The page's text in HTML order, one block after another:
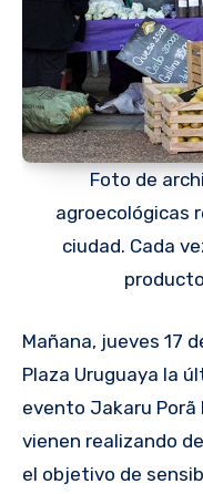
Foto de
agroecológicas
ciudad. Cada
Mañana, jueves 17 de diciembre, se realizará en la
Plaza Uruguaya la
evento Jakaru Porã
vienen realizando
el objetivo de